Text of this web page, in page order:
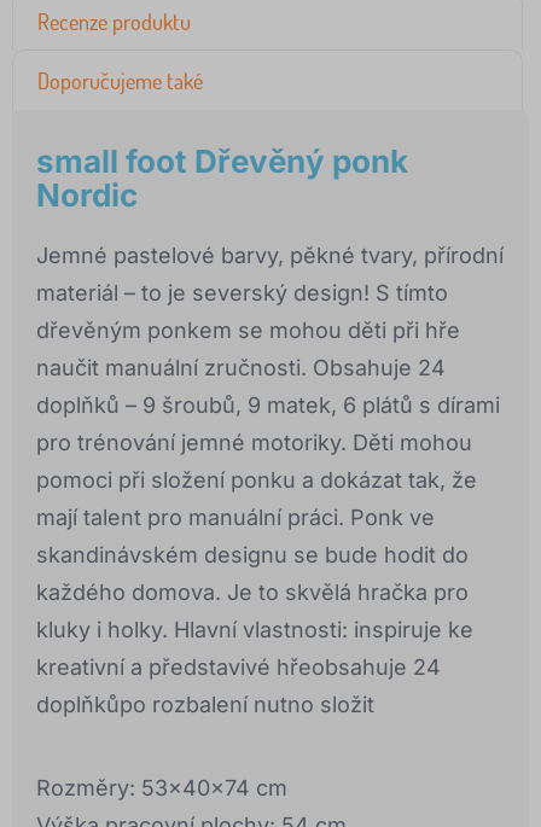
Recenze produktu
Doporučujeme také
small foot Dřevěný ponk
Nordic
Jemné pastelové barvy, pěkné tvary, přírodní
materiál – to je severský design! S tímto
dřevěným ponkem se mohou děti při hře
naučit manuální zručnosti. Obsahuje 24
doplňků – 9 šroubů, 9 matek, 6 plátů s dírami
pro trénování jemné motoriky. Děti mohou
pomoci při složení ponku a dokázat tak, že
mají talent pro manuální práci. Ponk ve
skandinávském designu se bude hodit do
každého domova. Je to skvělá hračka pro
kluky i holky. Hlavní vlastnosti: inspiruje ke
kreativní a představivé hřeobsahuje 24
doplňkůpo rozbalení nutno složit
Rozměry: 53x40x74 cm